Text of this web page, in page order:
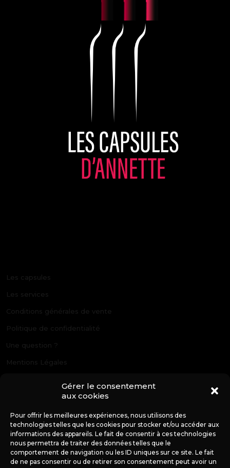
Gérer le consentement
aux cookies
Pour offrir les meilleures expériences, nous utilisons des
technologies telles que les cookies pour stocker et/ou accéder aux
informations des appareils. Le fait de consentir à ces technologies
nous permettra de traiter des données telles que le
comportement de navigation ou les ID uniques sur ce site. Le fait
de ne pas consentir ou de retirer son consentement peut avoir un
Les capsules
Les services
Conditions générales de vente
Politique de confidentialité
Une question ?
Mentions Légales
LES CAPSULES
D'ANNETTE